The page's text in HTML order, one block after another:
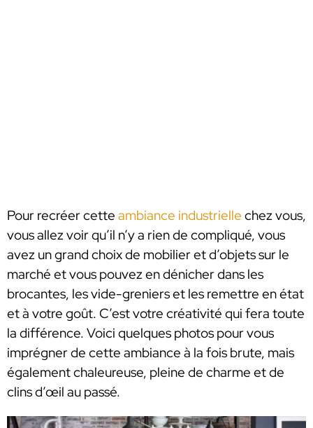
Pour recréer cette ambiance industrielle chez vous,
vous allez voir qu’il n’y a rien de compliqué, vous
avez un grand choix de mobilier et d’objets sur le
marché et vous pouvez en dénicher dans les
brocantes, les vide-greniers et les remettre en état
et à votre goût. C’est votre créativité qui fera toute
la différence. Voici quelques photos pour vous
imprégner de cette ambiance à la fois brute, mais
également chaleureuse, pleine de charme et de
clins d’œil au passé.